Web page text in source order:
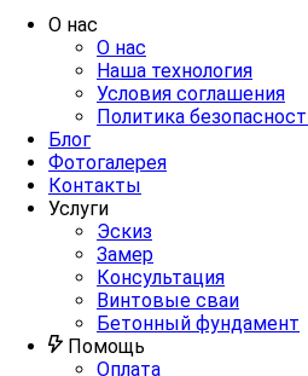
О нас
О нас
Наша технология
Условия соглашения
Политика
Блог
Фотогалерея
Контакты
Услуги
Эскиз
Замер
Консультация
Винтовые сваи
Бетонный фундамент
Помощь
Оплата